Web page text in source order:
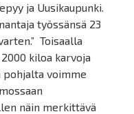
ja Uusikaupunki.
työssänsä 23
Toisaalla
kiloa karvoja
pohjalta voimme
näin merkittävä